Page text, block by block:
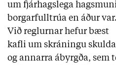
um fjárhagslega
borgarfulltrúa en áður var.
Við reglurnar hefur bæst
kafli um skráningu
og annarra ábyrgða, sem